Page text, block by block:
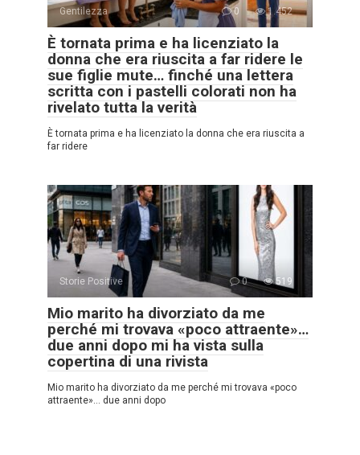
Gentilezza 0 1.452
È tornata prima e ha licenziato la
donna che era riuscita a far ridere le
sue figlie mute… finché una lettera
scritta con i pastelli colorati non ha
rivelato tutta la verità
È tornata prima e ha licenziato la donna che era riuscita a
far ridere
Storie Positive 0 519
Mio marito ha divorziato da me
perché mi trovava «poco attraente»…
due anni dopo mi ha vista sulla
copertina di una rivista
Mio marito ha divorziato da me perché mi trovava «poco
attraente»… due anni dopo